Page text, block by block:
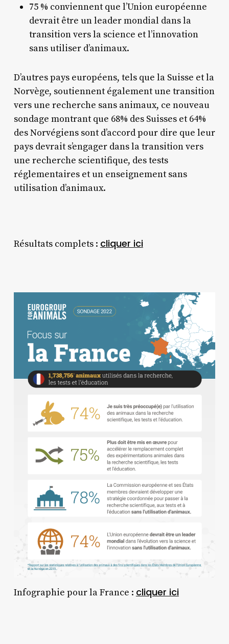
75 % conviennent que l’Union européenne
devrait être un leader mondial dans la
transition vers la science et l’innovation
sans utiliser d’animaux.
D’autres pays européens, tels que la Suisse et la
Norvège, soutiennent également une transition
vers une recherche sans animaux, ce nouveau
sondage montrant que 68% des Suisses et 64%
des Norvégiens sont d’accord pour dire que leur
pays devrait s’engager dans la transition vers
une recherche scientifique, des tests
réglementaires et un enseignement sans
utilisation d’animaux.
Résultats complets : cliquer ici
Infographie pour la France : cliquer ici